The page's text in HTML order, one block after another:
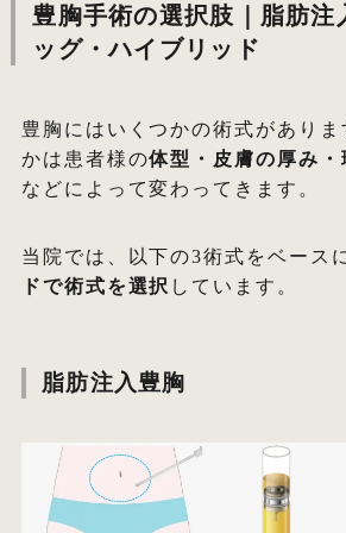
豊胸手術の選択肢｜脂肪注
ッグ・ハイブリッド
豊胸にはいくつかの術式があり
かは患者様の体型・皮膚の厚み
などによって変わってきます。
当院では、以下の3術式をベース
ドで術式を選択 しています。
脂肪注入豊胸